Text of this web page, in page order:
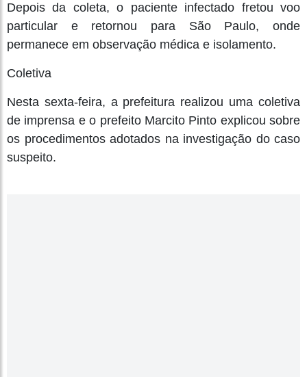
Depois da coleta, o paciente infectado fretou voo
particular e retornou para São Paulo, onde
permanece em observação médica e isolamento.
Coletiva
Nesta sexta-feira, a prefeitura realizou uma coletiva
de imprensa e o prefeito Marcito Pinto explicou sobre
os procedimentos adotados na investigação do caso
suspeito.